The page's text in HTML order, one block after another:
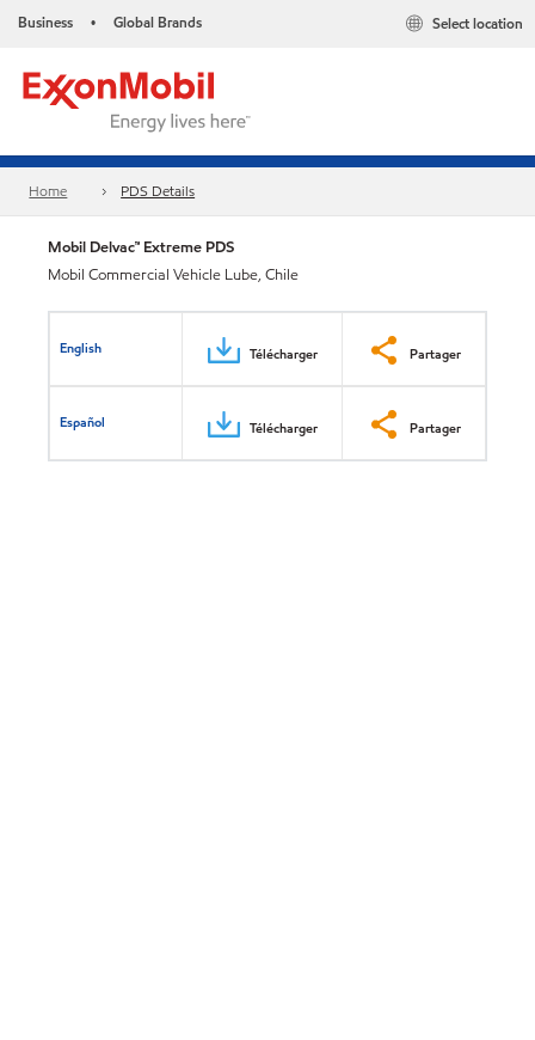
Business • Global Brands Select location
Home PDS Details
Mobil Delvac™ Extreme PDS
Mobil Commercial Vehicle Lube, Chile
English Télécharger Partager
Español Télécharger Partager